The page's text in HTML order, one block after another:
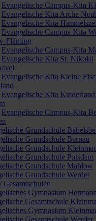
Evangelische Campus-Kita
Evangelische Kita Arche
Evangelische Kita
Evangelische Campus-Kita
Fläming
Evangelische Campus-Kita
Evangelische Kita St. Nikolai
Evangelische Kita Kleine
Evangelische Kita
Evangelische Campus-Kita
Grundschule
Grundschule Bernau
Grundschule
Grundschule Potsdam
Grundschule Mahlow
Grundschule Werder
Gesamtschulen
Gymnasium
Gesamtschule
Gymnasium
Gesamtschule Werder